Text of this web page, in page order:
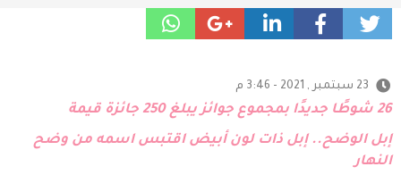
23 سبتمبر , 2021 - 3:46 م
26 شوطًا جديدًا بمجموع جوائز يبلغ 250 جائزة قيمة
إبل الوضح.. إبل ذات لون أبيض اقتبس اسمه من وضح
النهار